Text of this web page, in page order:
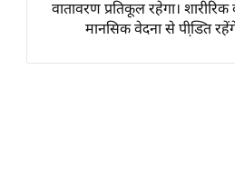
पर्यटन स्थल
वातावरण प्रतिकूल रहेगा।
मानसिक वेदना से पीडि़त